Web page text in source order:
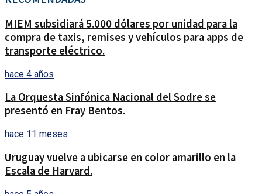
MIEM subsidiará 5.000 dólares por unidad para la
compra de taxis, remises y vehículos para apps de
transporte eléctrico.
hace 4 años
La Orquesta Sinfónica Nacional del Sodre se
presentó en Fray Bentos.
hace 11 meses
Uruguay vuelve a ubicarse en color amarillo en la
Escala de Harvard.